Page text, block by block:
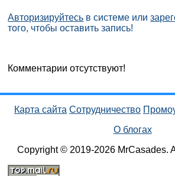
Авторизируйтесь в системе или
того, чтобы оставить запись!
Комментарии отсутствуют!
Карта сайта Сотрудничество
О блогах
Copyright © 2019-2026 MrCasades.